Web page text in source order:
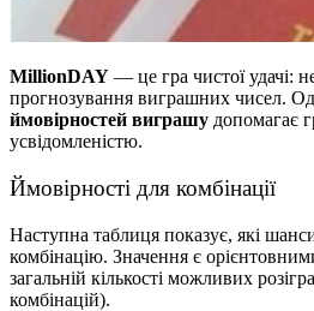
MillionDAY — це гра чистої удачі:
прогнозування виграшних чисел.
ймовірностей виграшу допомагає
усвідомленістю.
Ймовірності для комбінації
Наступна таблиця показує, які
комбінацію. Значення є
загальній кількості можливих
комбінацій).